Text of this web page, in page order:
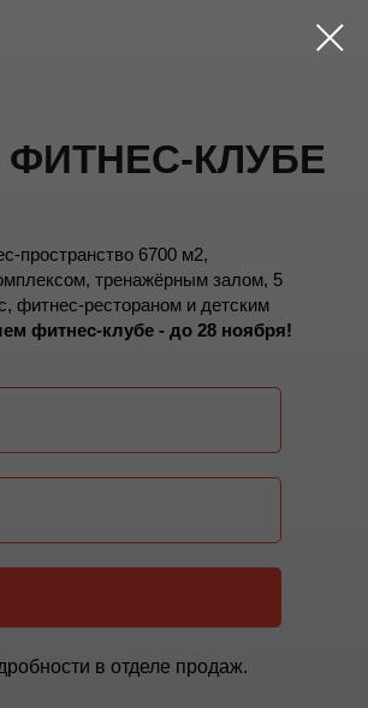
ФИТНЕС-КЛУБЕ
пространство 6700 м2,
тренажёрным залом, 5
фитнес-рестораном и детским
фитнес-клубе - до 28 ноября!
в отделе продаж.